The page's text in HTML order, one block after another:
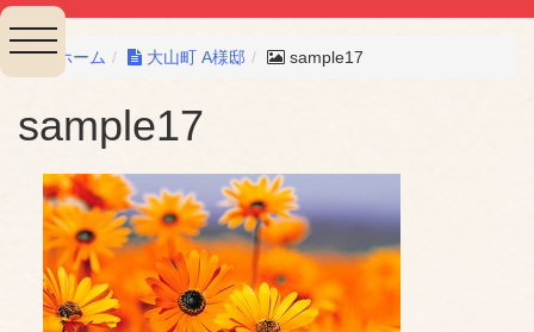
toggle
navigation
ホーム 大山町 A様邸 sample17
sample17